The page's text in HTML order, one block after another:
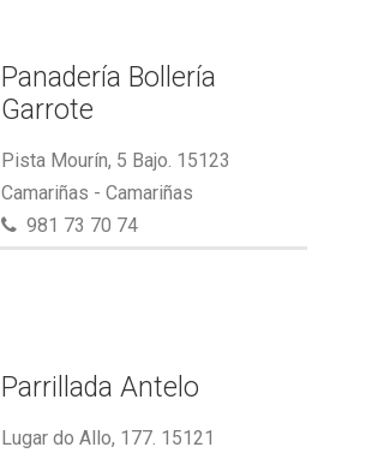
Panadería Bollería
Garrote
Pista Mourín, 5 Bajo. 15123
Camariñas - Camariñas
981 73 70 74
Parrillada Antelo
Lugar do Allo, 177. 15121